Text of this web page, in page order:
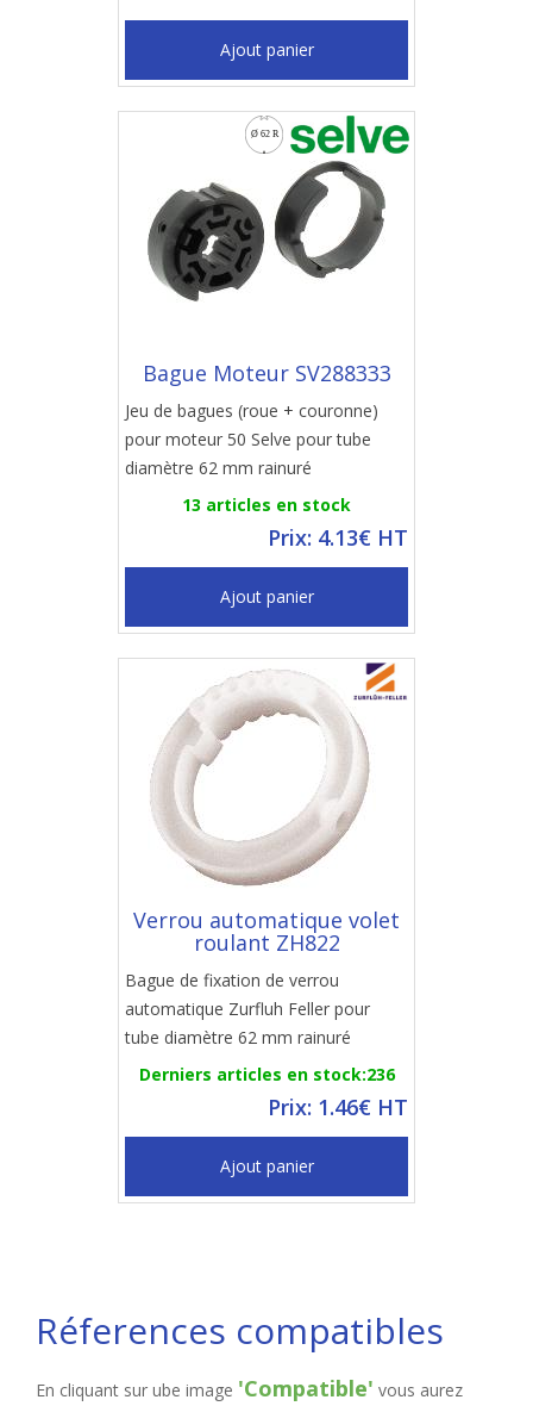
Ajout panier
Bague Moteur SV288333
Jeu de bagues (roue + couronne)
pour moteur 50 Selve pour tube
diamètre 62 mm rainuré
13 articles en stock
Prix: 4.13€ HT
Ajout panier
Verrou automatique volet
roulant ZH822
Bague de fixation de verrou
automatique Zurfluh Feller pour
tube diamètre 62 mm rainuré
Derniers articles en stock:236
Prix: 1.46€ HT
Ajout panier
Réferences compatibles
En cliquant sur ube image 'Compatible' vous aurez